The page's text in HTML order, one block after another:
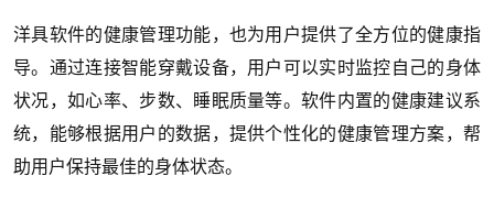
洋具软件的健康管理功能，也为用户提供了全方位的健康指
导。通过连接智能穿戴设备，用户可以实时监控自己的身体
状况，如心率、步数、睡眠质量等。软件内置的健康建议系
统，能够根据用户的数据，提供个性化的健康管理方案，帮
助用户保持最佳的身体状态。